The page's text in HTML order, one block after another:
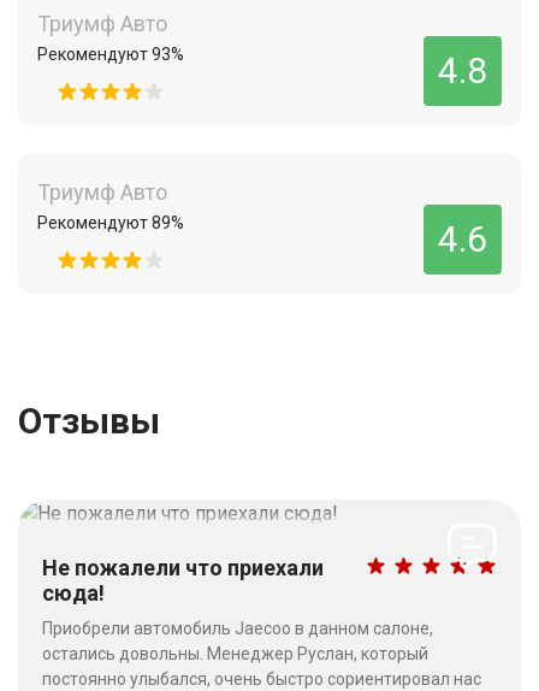
Триумф Авто
Рекомендуют 93% 4.8
Триумф Авто
Рекомендуют 89% 4.6
Отзывы
Не пожалели что приехали
сюда!
Приобрели автомобиль Jaecoo в данном салоне,
остались довольны. Менеджер Руслан, который
постоянно улыбался, очень быстро сориентировал нас